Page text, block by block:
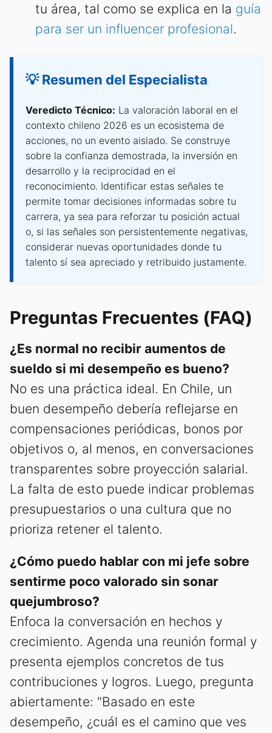
tu área, tal como se explica en la guía
para ser un influencer profesional.
💡 Resumen del Especialista
Veredicto Técnico: La valoración laboral en el
contexto chileno 2026 es un ecosistema de
acciones, no un evento aislado. Se construye
sobre la confianza demostrada, la inversión en
desarrollo y la reciprocidad en el
reconocimiento. Identificar estas señales te
permite tomar decisiones informadas sobre tu
carrera, ya sea para reforzar tu posición actual
o, si las señales son persistentemente negativas,
considerar nuevas oportunidades donde tu
talento sí sea apreciado y retribuido justamente.
Preguntas Frecuentes (FAQ)
¿Es normal no recibir aumentos de
sueldo si mi desempeño es bueno?
No es una práctica ideal. En Chile, un
buen desempeño debería reflejarse en
compensaciones periódicas, bonos por
objetivos o, al menos, en conversaciones
transparentes sobre proyección salarial.
La falta de esto puede indicar problemas
presupuestarios o una cultura que no
prioriza retener el talento.
¿Cómo puedo hablar con mi jefe sobre
sentirme poco valorado sin sonar
quejumbroso?
Enfoca la conversación en hechos y
crecimiento. Agenda una reunión formal y
presenta ejemplos concretos de tus
contribuciones y logros. Luego, pregunta
abiertamente: "Basado en este
desempeño, ¿cuál es el camino que ves